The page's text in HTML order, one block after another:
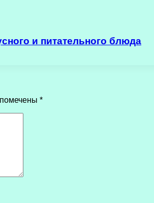
и питательного блюда
*